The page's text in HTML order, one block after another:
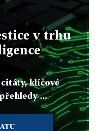
v trhu
klíčové
...